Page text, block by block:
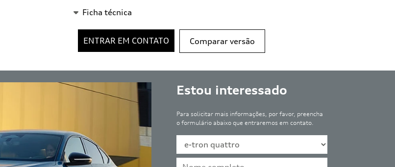
Ficha técnica
ENTRAR EM CONTATO Comparar versão
Estou interessado
Para solicitar mais informações, por favor, preencha
o formulário abaixo que entraremos em contato.